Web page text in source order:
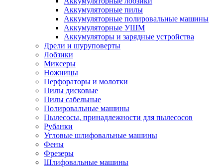
Аккумуляторные пилы
Аккумуляторные полировальные машины
Аккумуляторные УШМ
Аккумуляторы и зарядные устройства
Дрели и шуруповерты
Лобзики
Миксеры
Ножницы
Перфораторы и молотки
Пилы дисковые
Пилы сабельные
Полировальные машины
Пылесосы, принадлежности для пылесосов
Рубанки
Угловые шлифовальные машины
Фены
Фрезеры
Шлифовальные машины